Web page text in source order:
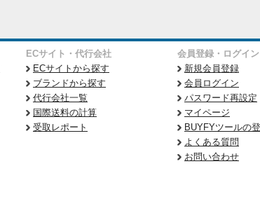
ECサイト・代行会社
ECサイトから探す
ブランドから探す
代行会社一覧
国際送料の計算
受取レポート
会員登録・ログイン
新規会員登録
会員ログイン
パスワード再設定
マイページ
BUYFYツールの
よくある質問
お問い合わせ